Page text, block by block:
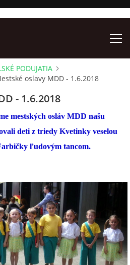
VZDELÁVANIE NA
NA ŠKOLSKÝ ROK 2026/2027
PODUJATIA
oslavy MDD - 1.6.2018
- 1.6.2018
mestských osláv MDD našu
deti z triedy Kvetinky veselou
ľudovým tancom.